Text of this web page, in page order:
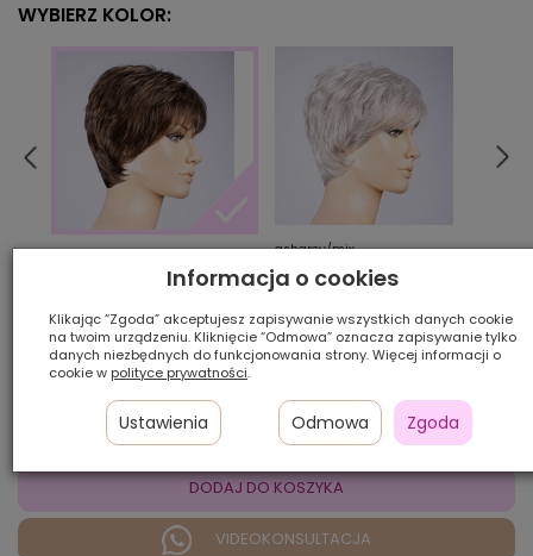
WYBIERZ KOLOR:
ashgrey/mix
Ilość szt.:
850,00 zł
DODAJ DO KOSZYKA
VIDEOKONSULTACJA
Informacja o cookies
Klikając “Zgoda” akceptujesz zapisywanie wszystkich danych cookie
na twoim urządzeniu. Kliknięcie “Odmowa” oznacza zapisywanie tylko
danych niezbędnych do funkcjonowania strony. Więcej informacji o
cookie w polityce prywatności.
Ustawienia Odmowa Zgoda